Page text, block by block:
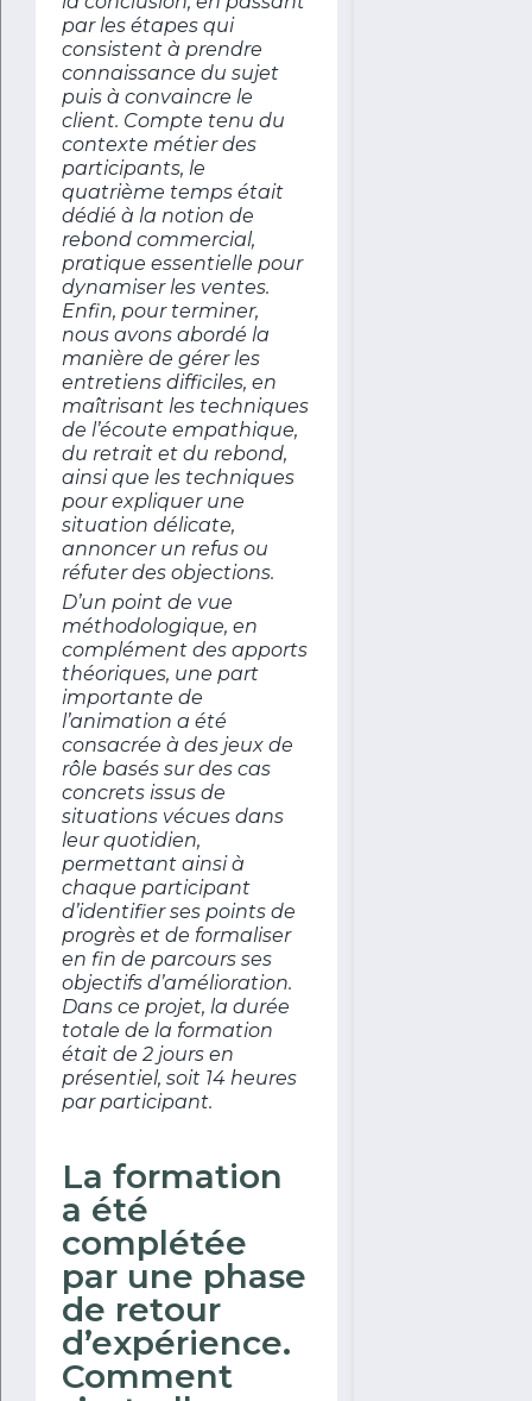
par les étapes qui
consistent à prendre
connaissance du sujet
puis à convaincre le
client. Compte tenu du
contexte métier des
participants, le
quatrième temps était
dédié à la notion de
rebond commercial,
pratique essentielle pour
dynamiser les ventes.
Enfin, pour terminer,
nous avons abordé la
manière de gérer les
entretiens difficiles, en
maîtrisant les techniques
de l’écoute empathique,
du retrait et du rebond,
ainsi que les techniques
pour expliquer une
situation délicate,
annoncer un refus ou
réfuter des objections.
D’un point de vue
méthodologique, en
complément des apports
théoriques, une part
importante de
l’animation a été
consacrée à des jeux de
rôle basés sur des cas
concrets issus de
situations vécues dans
leur quotidien,
permettant ainsi à
chaque participant
d’identifier ses points de
progrès et de formaliser
en fin de parcours ses
objectifs d’amélioration.
Dans ce projet, la durée
totale de la formation
était de 2 jours en
présentiel, soit 14 heures
par participant.
La formation
a été
complétée
par une phase
de retour
d’expérience.
Comment